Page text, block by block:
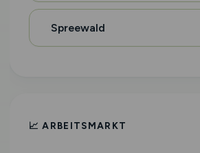
Spreewald
📈 ARBEITSMARKT